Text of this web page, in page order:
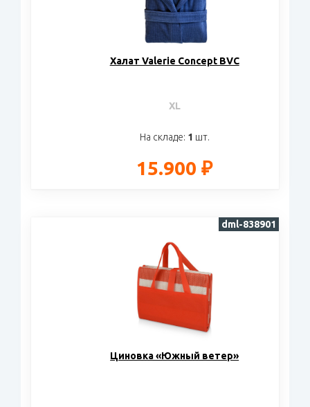
Халат Valerie Concept BVC
XL
На складе: 1 шт.
15.900 ₽
Циновка «Южный ветер»
dml-838901